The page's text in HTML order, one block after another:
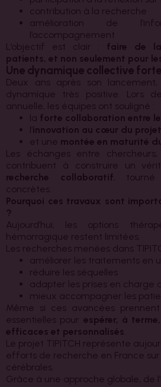
contribution à la recherche
amélioration de
l’accompagnement
L’objectif est clair : faire de
patients, et non seulement pour
Une dynamique collective forte
Deux ans après son
dynamique très positive. Lors
annuelle, les équipes ont souligné :
la forte collaboration entre
l’ innovation au cœur du projet
et une montée en maturité
Les échanges entre
contribuent à construire un
recherche collaboratif ,
concrètes.
Pourquoi ces travaux sont
?
Aujourd’hui, les options
hémorragique restent limitées.
Les recherches menées dans
améliorer les traitements en
réduire les séquelles
adapter les prises en charge
mieux accompagner les
Même si ces avancées
essentielles pour espérer, à
efficaces et personnalisés
Le projet TIPITCH représente
efforts de recherche en France
cérébrales.
Grâce à une approche globale, de